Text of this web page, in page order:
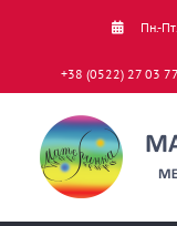
Пн.-
+38 (0522) 27 03